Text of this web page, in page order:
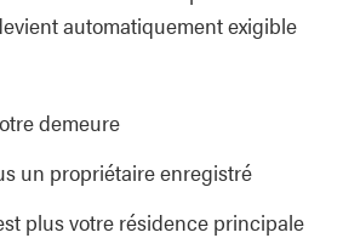
automatiquement exigible
demeure
un propriétaire enregistré
plus votre résidence principale